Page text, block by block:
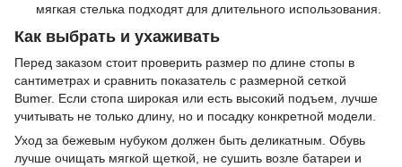
мягкая стелька подходят для длительного использования.
Как выбрать и ухаживать
Перед заказом стоит проверить размер по длине стопы в
сантиметрах и сравнить показатель с размерной сеткой
Bumer. Если стопа широкая или есть высокий подъем, лучше
учитывать не только длину, но и посадку конкретной модели.
Уход за бежевым нубуком должен быть деликатным. Обувь
лучше очищать мягкой щеткой, не сушить возле батареи и